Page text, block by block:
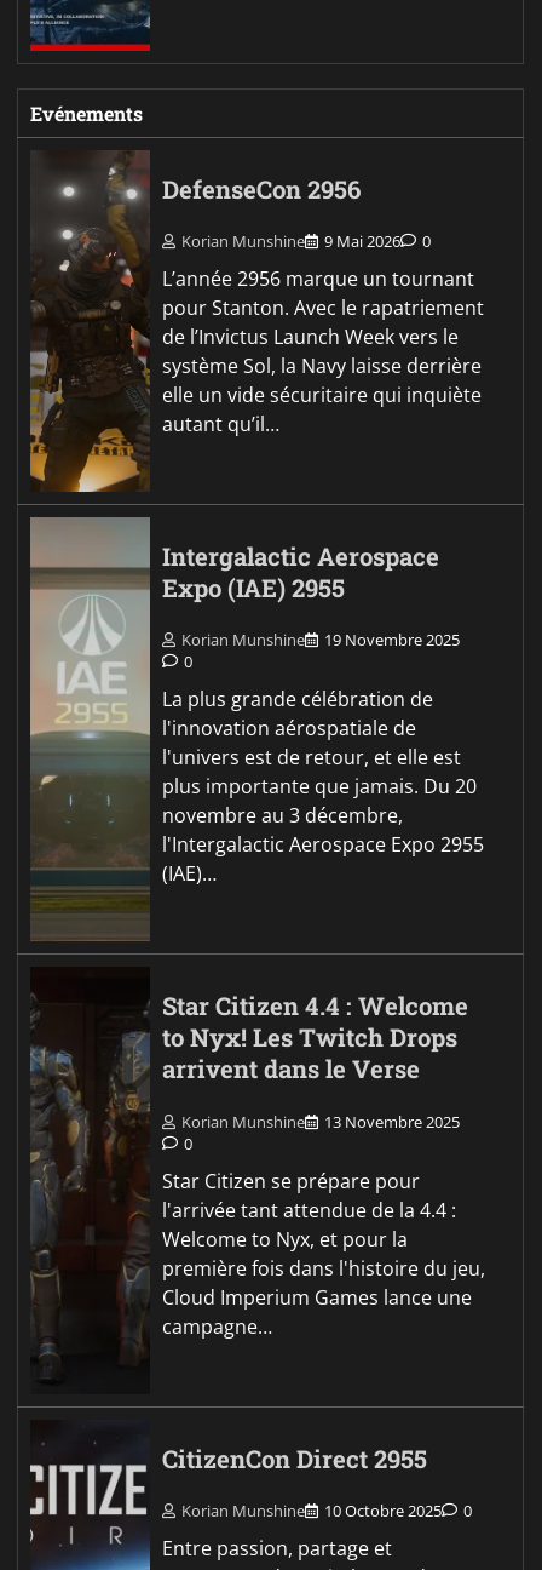
Evénements
DefenseCon 2956
Korian Munshine 9 Mai 2026 0
L’année 2956 marque un tournant
pour Stanton. Avec le rapatriement
de l’Invictus Launch Week vers le
système Sol, la Navy laisse derrière
elle un vide sécuritaire qui inquiète
autant qu’il…
Intergalactic Aerospace
Expo (IAE) 2955
Korian Munshine
19 Novembre 2025
0
La plus grande célébration de
l'innovation aérospatiale de
l'univers est de retour, et elle est
plus importante que jamais. Du 20
novembre au 3 décembre,
l'Intergalactic Aerospace Expo 2955
(IAE)…
Star Citizen 4.4 : Welcome
to Nyx! Les Twitch Drops
arrivent dans le Verse
Korian Munshine
13 Novembre 2025
0
Star Citizen se prépare pour
l'arrivée tant attendue de la 4.4 :
Welcome to Nyx, et pour la
première fois dans l'histoire du jeu,
Cloud Imperium Games lance une
campagne…
CitizenCon Direct 2955
Korian Munshine 10 Octobre 2025 0
Entre passion, partage et